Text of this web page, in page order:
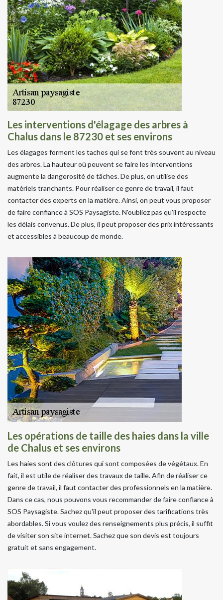
Les interventions d'élagage des arbres à
Chalus dans le 87230 et ses environs
Les élagages forment les taches qui se font très souvent au niveau
des arbres. La hauteur où peuvent se faire les interventions
augmente la dangerosité de tâches. De plus, on utilise des
matériels tranchants. Pour réaliser ce genre de travail, il faut
contacter des experts en la matière. Ainsi, on peut vous proposer
de faire confiance à SOS Paysagiste. N'oubliez pas qu'il respecte
les délais convenus. De plus, il peut proposer des prix intéressants
et accessibles à beaucoup de monde.
Les opérations de taille des haies dans la ville
de Chalus et ses environs
Les haies sont des clôtures qui sont composées de végétaux. En
fait, il est utile de réaliser des travaux de taille. Afin de réaliser ce
genre de travail, il faut contacter des professionnels en la matière.
Dans ce cas, nous pouvons vous recommander de faire confiance à
SOS Paysagiste. Sachez qu'il peut proposer des tarifications très
abordables. Si vous voulez des renseignements plus précis, il suffit
de visiter son site internet. Sachez que son devis est toujours
gratuit et sans engagement.